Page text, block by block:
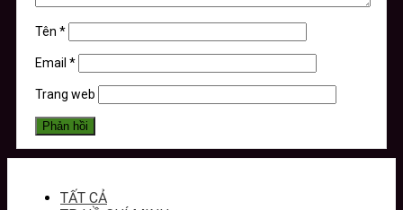
Tên *
Email *
Trang web
TẤT CẢ